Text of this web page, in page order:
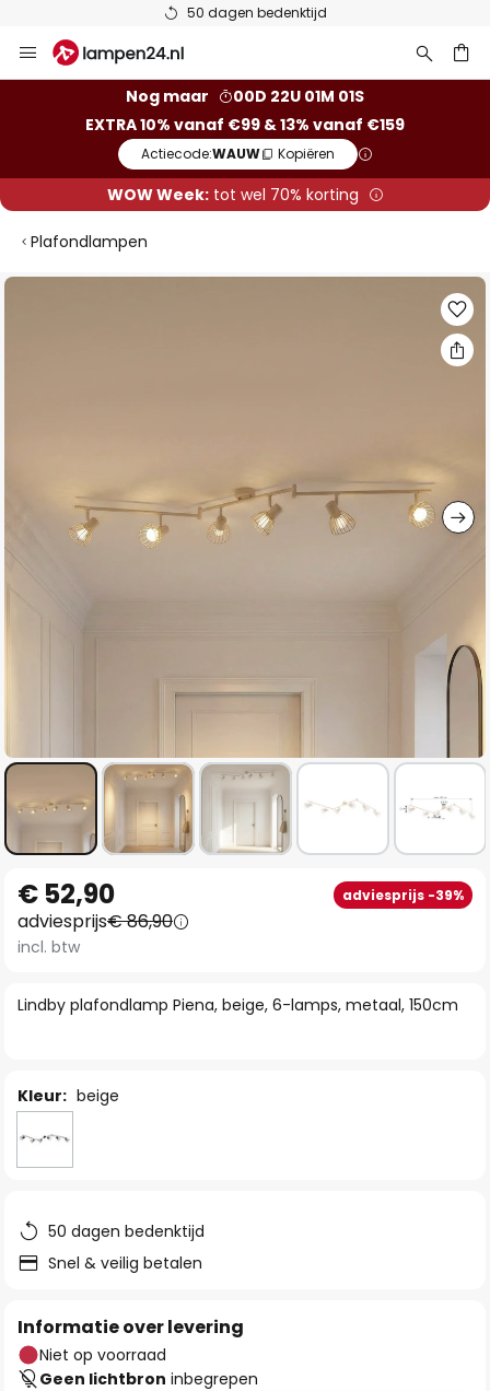
50 dagen bedenktijd
naar
Nog maar
00D 22U 01M 00S
EXTRA 10% vanaf €99 & 13% vanaf €159
Actiecode:WAUW Kopiëren
WOW Week:tot wel 70% korting
Plafondlampen
Ga
naar
het
begin
de
Lindby plafondlamp Piena, beige, 6-lamps, metaal, 150cm
€ 52,90 adviesprijs -39%
adviesprijs€ 86,90
incl. btw
Kleur: beige
50 dagen bedenktijd
Snel & veilig betalen
Informatie over levering
Niet op voorraad
Geen lichtbron inbegrepen